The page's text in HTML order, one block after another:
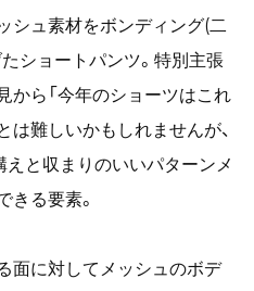
シュ素材をボンディング(二
ショートパンツ。特別主張
から「今年のショーツはこれ
は難しいかもしれませんが、
と収まりのいいパターンメ
きる要素。
面に対してメッシュのボデ